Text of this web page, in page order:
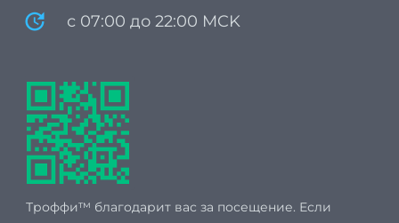
update с 07:00 до 22:00 MCK
Троффи™ благодарит вас за посещение. Если